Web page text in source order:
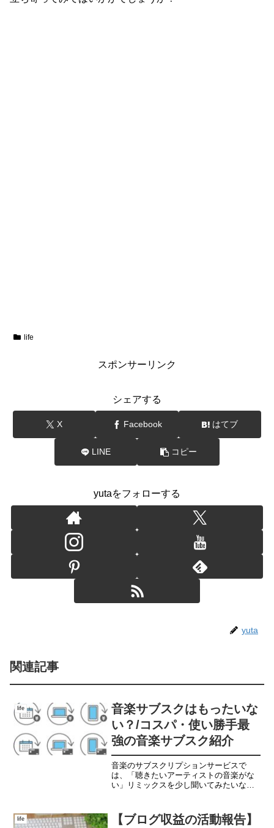
life
スポンサーリンク
シェアする
X Facebook はてブ
LINE コピー
yutaをフォローする
yuta
関連記事
life
音楽サブスクはもったいな
い？/コスパ・使い勝手最
強の音楽サブスク紹介
音楽のサブスクリプションサービスで
は、「聴きたいアーティストの音楽がな
い」リミックスを少し聞いてみたいなど
今回はご紹介していきます。
life
【ブログ収益の活動報告】